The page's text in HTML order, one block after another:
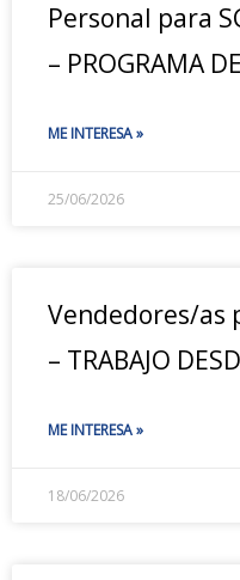
Personal para
– PROGRAMA
ME INTERESA »
25/06/2026
Vendedores/as
– TRABAJO
ME INTERESA »
18/06/2026